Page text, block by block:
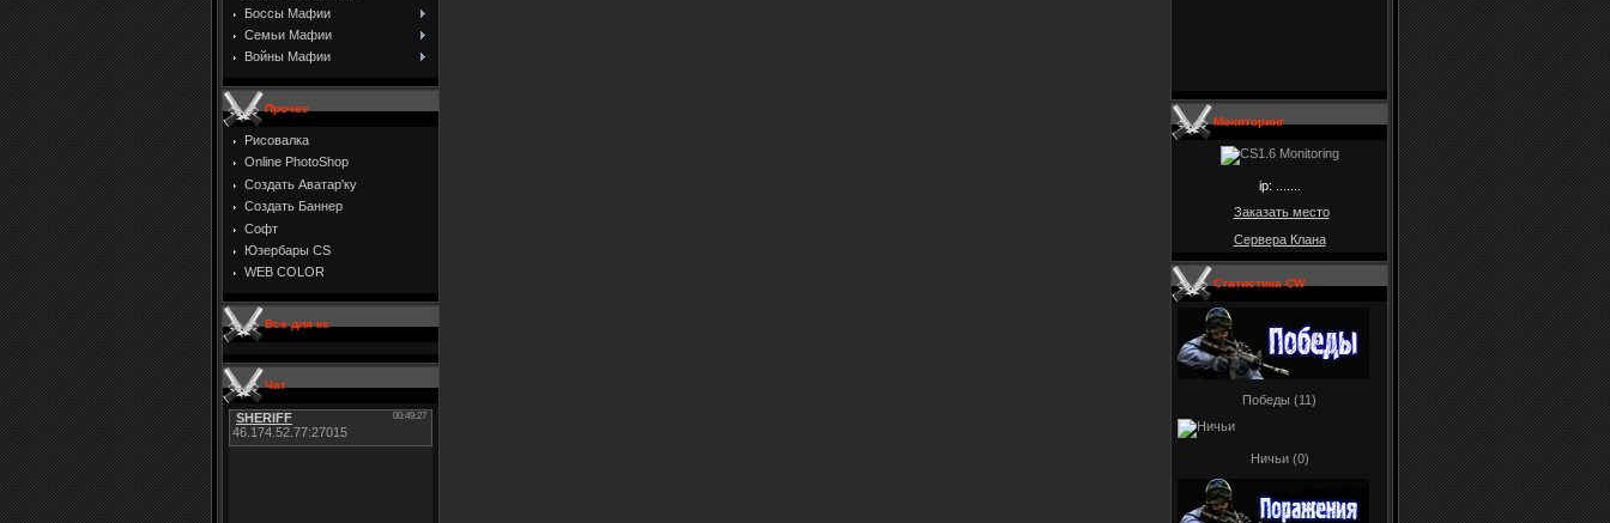
Боссы Мафии
Семьи Мафии
Войны Мафии
Прочее
Рисовалка
Online PhotoShop
Создать Аватар'ку
Создать Баннер
Софт
Юзербары CS
WEB COLOR
Все для кс
Чат
Мониторинг
ip: .......
Заказать место
Сервера Клана
Статистика CW
Победы (11)
Ничьи (0)